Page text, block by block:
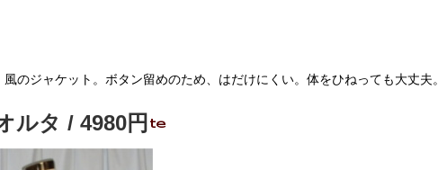
のジャケット。ボタン留めのため、はだけにくい。体をひねっても大丈夫
ルタ / 4980円